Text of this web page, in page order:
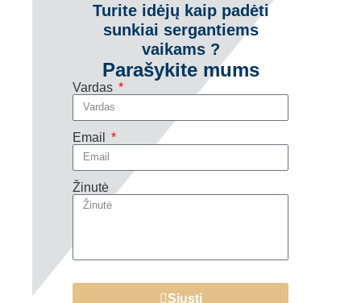
Turite idėjų kaip padėti
sunkiai sergantiems
vaikams ?
Parašykite mums
Vardas
Email
Žinutė
Siųsti